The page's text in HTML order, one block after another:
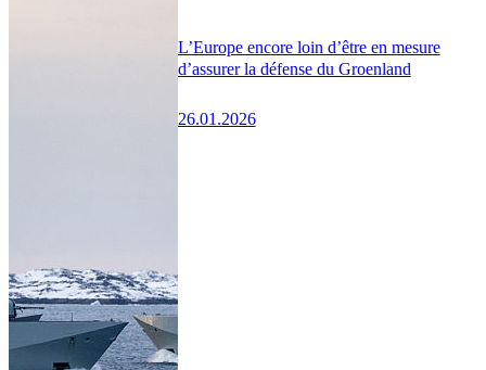
L’Europe encore loin d’être en mesure
d’assurer la défense du Groenland
26.01.2026